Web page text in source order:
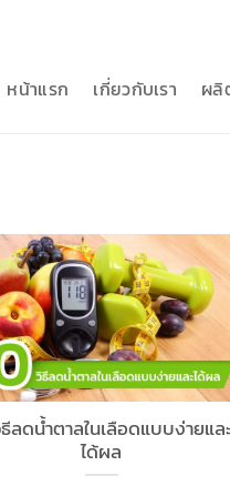
หน้าแรก เกี่ยวกับเรา ผ
ลดน้ำตาลในเลือดแบบง่ายแล
ได้ผล